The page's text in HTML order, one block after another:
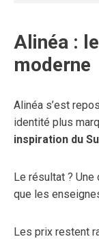
Alinéa :
moderne
Alinéa s’est
identité plus
inspiration du
Le résultat ?
que les
Les prix restent